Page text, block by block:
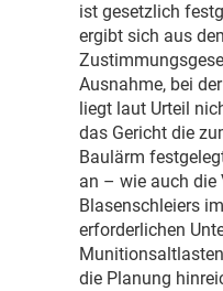
ist gesetzlich
ergibt sich aus
Ausnahme, bei
liegt laut Urteil
das Gericht die
Baulärm
an – wie auch die
Blasenschleiers
erforderlichen
die Planung